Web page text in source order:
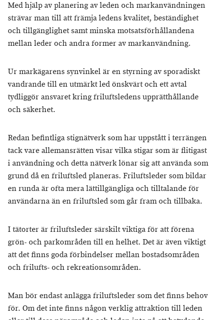
Med hjälp av planering av leden och markanvändningen
strävar man till att främja ledens kvalitet, beständighet
och tillgänglighet samt minska motsatsförhållandena
mellan leder och andra former av markanvändning.
Ur markägarens synvinkel är en styrning av sporadiskt
vandrande till en utmärkt led önskvärt och ett avtal
tydliggör ansvaret kring friluftsledens upprätthållande
och säkerhet.
Redan befintliga stignätverk som har uppstått i terrängen
tack vare allemansrätten visar vilka stigar som är flitigast
i användning och detta nätverk lönar sig att använda som
grund då en friluftsled planeras. Friluftsleder som bildar
en runda är ofta mera lättillgängliga och tilltalande för
användarna än en friluftsled som går fram och tillbaka.
I tätorter är friluftsleder särskilt viktiga för att förena
grön- och parkområden till en helhet. Det är även viktigt
att det finns goda förbindelser mellan bostadsområden
och frilufts- och rekreationsområden.
Man bör endast anlägga friluftsleder som det finns behov
för. Om det inte finns någon verklig attraktion till leden